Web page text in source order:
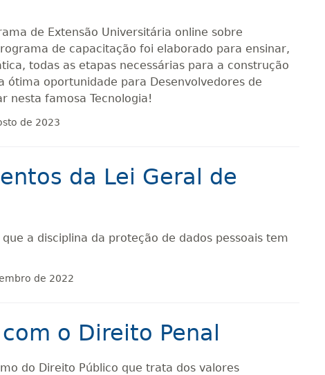
de Extensão Universitária online sobre
de capacitação foi elaborado para ensinar,
todas as etapas necessárias para a construção
ótima oportunidade para Desenvolvedores de
nesta famosa Tecnologia!
de 2023
da Lei Geral de
a disciplina da proteção de dados pessoais tem
de 2022
o Direito Penal
do Direito Público que trata dos valores